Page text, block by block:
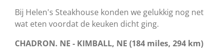
Bij Helen's Steakhouse konden we gelukkig nog net
wat eten voordat de keuken dicht ging.
CHADRON. NE - KIMBALL, NE (184 miles, 294 km)